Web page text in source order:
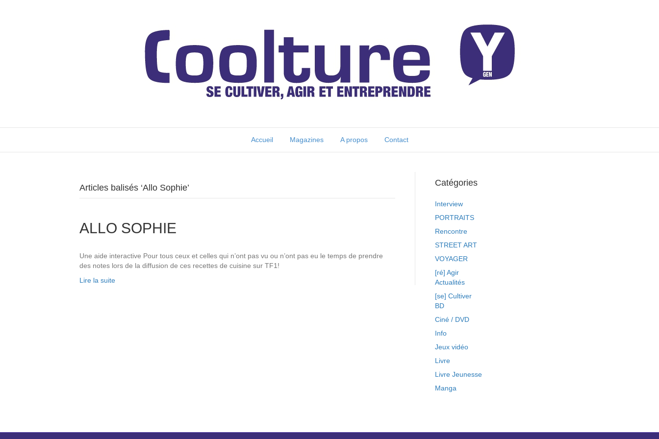
Accueil Magazines A propos Contact
Articles balisés ‘Allo Sophie’
ALLO SOPHIE
Une aide interactive Pour tous ceux et celles qui n’ont pas vu ou n’ont pas eu le temps de prendre
des notes lors de la diffusion de ces recettes de cuisine sur TF1!
Lire la suite
Catégories
Interview
PORTRAITS
Rencontre
STREET ART
VOYAGER
[ré] Agir
Actualités
[se] Cultiver
BD
Ciné / DVD
Info
Jeux vidéo
Livre
Livre Jeunesse
Manga